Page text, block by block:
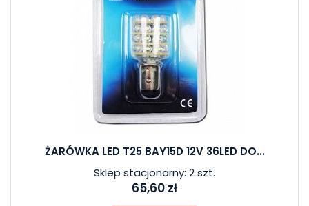
ŻARÓWKA LED T25 BAY15D 12V 36LED DO...
Sklep stacjonarny: 2 szt.
65,60 zł